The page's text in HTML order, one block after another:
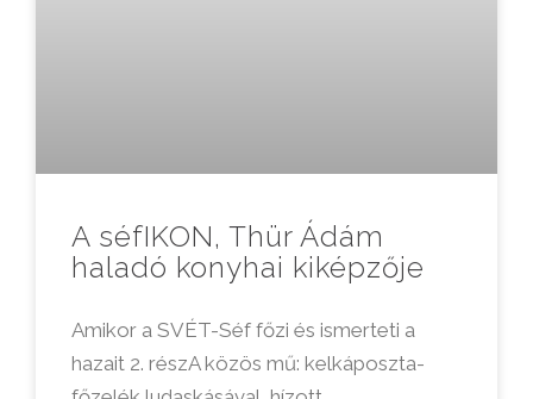
A séfIKON, Thür Ádám
haladó konyhai kiképzője
Amikor a SVÉT-Séf főzi és ismerteti a
hazait 2. részA közös mű: kelkáposzta-